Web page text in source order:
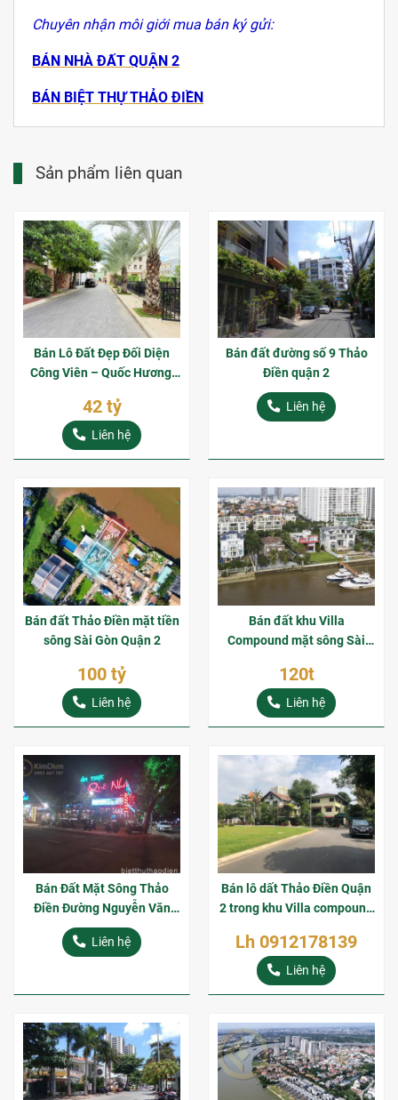
Chuyên nhận môi giới mua bán ký gửi:
BÁN NHÀ ĐẤT QUẬN 2
BÁN BIỆT THỰ THẢO ĐIỀN
Sản phẩm liên quan
Bán Lô Đất Đẹp Đối Diện
Công Viên – Quốc Hương,
42 tỷ
Liên hệ
Bán đất đường số 9 Thảo
Điền quận 2
Liên hệ
Bán đất Thảo Điền mặt tiền
sông Sài Gòn Quận 2
100 tỷ
Liên hệ
Bán đất khu Villa
Compound mặt sông Sài
120t
Liên hệ
Bán Đất Mặt Sông Thảo
Điền Đường Nguyễn Văn
Hưởng
Liên hệ
Bán lô dất Thảo Điền Quận
2 trong khu Villa compound
Lh 0912178139
Liên hệ